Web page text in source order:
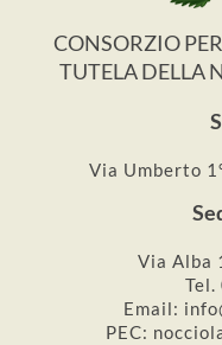
CONSORZIO
TUTELA DELLA
Via Umberto
Via Alba
Email:
PEC: